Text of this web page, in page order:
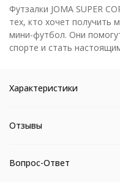
Футзалки JOMA SUPER
тех, кто хочет получить
мини-футбол. Они
спорте и стать
Характеристики
Отзывы
Вопрос-Ответ